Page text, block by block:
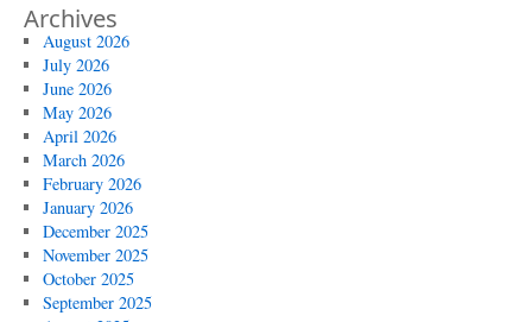
Archives
August 2026
July 2026
June 2026
May 2026
April 2026
March 2026
February 2026
January 2026
December 2025
November 2025
October 2025
September 2025